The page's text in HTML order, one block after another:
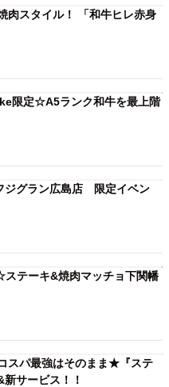
肉スタイル！ 「和牛ヒレ赤身
限定☆A5ランク和牛を最上階
ジグラン広島店 限定イベン
テーキ&焼肉マッチョ下関幡
スパ最強はそのまま★『ステ
サービス！！